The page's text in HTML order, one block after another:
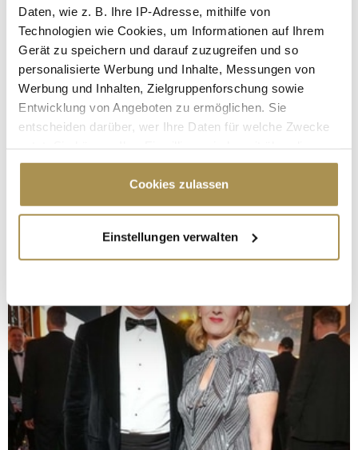
Daten, wie z. B. Ihre IP-Adresse, mithilfe von
Technologien wie Cookies, um Informationen auf Ihrem
Gerät zu speichern und darauf zuzugreifen und so
personalisierte Werbung und Inhalte, Messungen von
Werbung und Inhalten, Zielgruppenforschung sowie
Entwicklung von Angeboten zu ermöglichen. Sie
entscheiden darüber, wer Ihre Daten für welche Zwecke
Cookie-Erklärung oder durch Klicken auf das Privacy
Trigger Symbol ändern oder widerrufen
Informationen über Ihre geografische Lage
erfassen, welche bis auf einige Meter genau sein
bestimmten Merkmalen (Fingerprinting) identifizieren
Erfahren Sie mehr darüber, wie Ihre persönlichen Daten
verarbeitet werden, und legen Sie Ihre Präferenzen im
Abschnitt Einzelheiten
fest.
Wir verwenden Cookies, um Inhalte und Anzeigen zu
personalisieren, Funktionen für soziale Medien anbieten
Cookies zulassen
Einstellungen verwalten